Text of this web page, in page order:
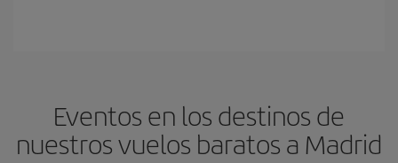
Eventos en los destinos de
nuestros vuelos baratos a Madrid